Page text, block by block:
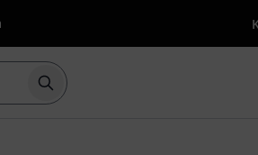
Keresés indítása {searchTerm}